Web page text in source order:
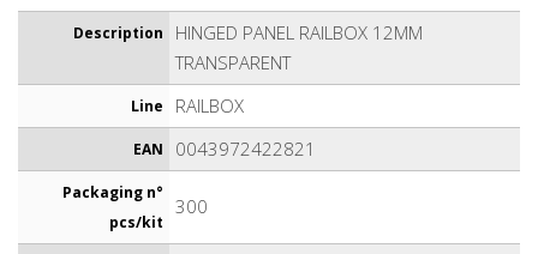
Description
HINGED PANEL RAILBOX 12MM
TRANSPARENT
Line RAILBOX
EAN 0043972422821
Packaging n°
pcs/kit
300